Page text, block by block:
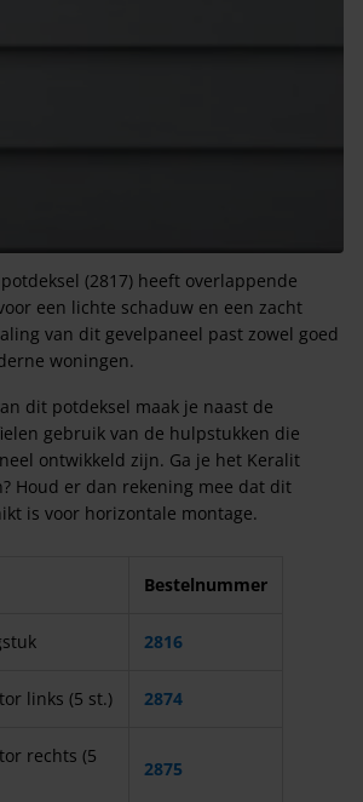
(2817) heeft overlappende
een lichte schaduw en een zacht
van dit gevelpaneel past zowel goed
woningen.
dit potdeksel maak je naast de
gebruik van de hulpstukken die
ontwikkeld zijn. Ga je het Keralit
Houd er dan rekening mee dat dit
is voor horizontale montage.
Bestelnummer
2816
links (5 st.) 2874
rechts (5
2875